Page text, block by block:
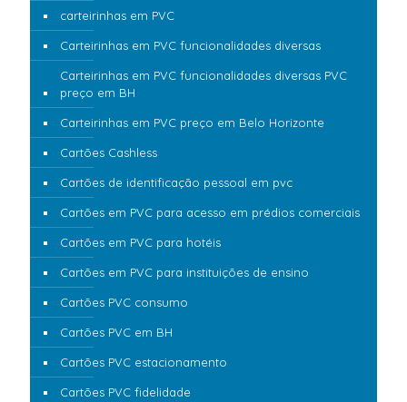
carteirinhas em PVC
Carteirinhas em PVC funcionalidades diversas
Carteirinhas em PVC funcionalidades diversas PVC
preço em BH
Carteirinhas em PVC preço em Belo Horizonte
Cartões Cashless
Cartões de identificação pessoal em pvc
Cartões em PVC para acesso em prédios comerciais
Cartões em PVC para hotéis
Cartões em PVC para instituições de ensino
Cartões PVC consumo
Cartões PVC em BH
Cartões PVC estacionamento
Cartões PVC fidelidade